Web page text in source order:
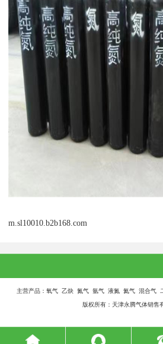
m.sl10010.b2b168.com
主营产品：氧气 乙炔 氮气 氩气 液氮 氦气 混合气
版权所有：天津永腾气体销售